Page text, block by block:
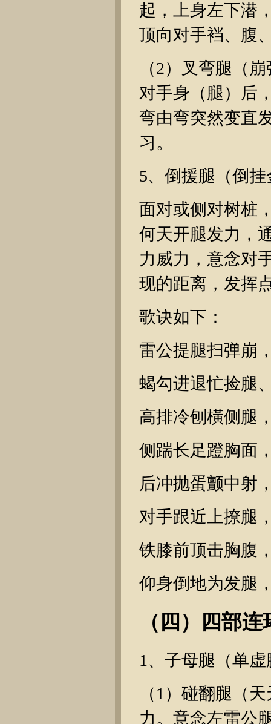
起，上身左下潜
顶向对手裆、腹
（2）叉弯腿（
对手身（腿）后
弯由弯突然变直
习。
5、倒援腿（倒
面对或侧对树桩
何天开腿发力，
力威力，意念对
现的距离，发挥
歌诀如下：
雷公提腿扫弹崩
蝎勾进退忙捡腿
高排冷刨橫侧腿
侧踹长足蹬胸面
后冲抛蛋颤中射
对手跟近上撩腿
铁膝前顶击胸腹
仰身倒地为发腿
（四）四部
1、子母腿（单
（1）碰翻腿（
力。意念左雷公